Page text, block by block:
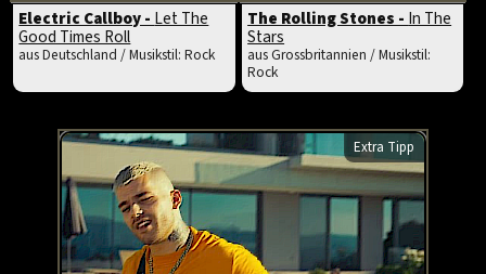
Electric Callboy - Let The
Good Times Roll
aus Deutschland / Musikstil: Rock
The Rolling Stones - In The
Stars
aus Grossbritannien / Musikstil:
Rock
Extra Tipp